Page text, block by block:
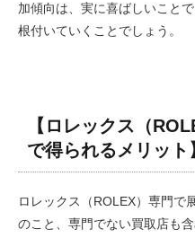
加傾向は、実に喜ばしいこと
根付いていくことでしょう。
【ロレックス（
で得られるメリット
ロレックス（ROLEX）専門で
のこと、専門でない買取店も